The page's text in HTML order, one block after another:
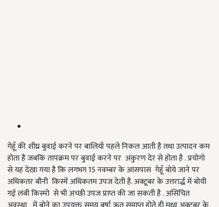
गेहूँ की शीघ्र बुवाई करने पर बालियाँ पहले निकल आती है तथा उत्पादन कम
होता है जबकि तापक्रम पर बुवाई करने पर अंकुरण देर से होता है . प्रयोगो
से यह देखा गया है कि लगभग 15 नवम्बर के आसपास गेहूँ बोये जाने पर
अधिकतर बौनी किस्में अधिकतम उपज देती है. अक्टूबर के उत्तरार्द्ध में बोयी
गई लंबी किस्मो से भी अच्छी उपज प्राप्त की जा सकती है . असिंचित